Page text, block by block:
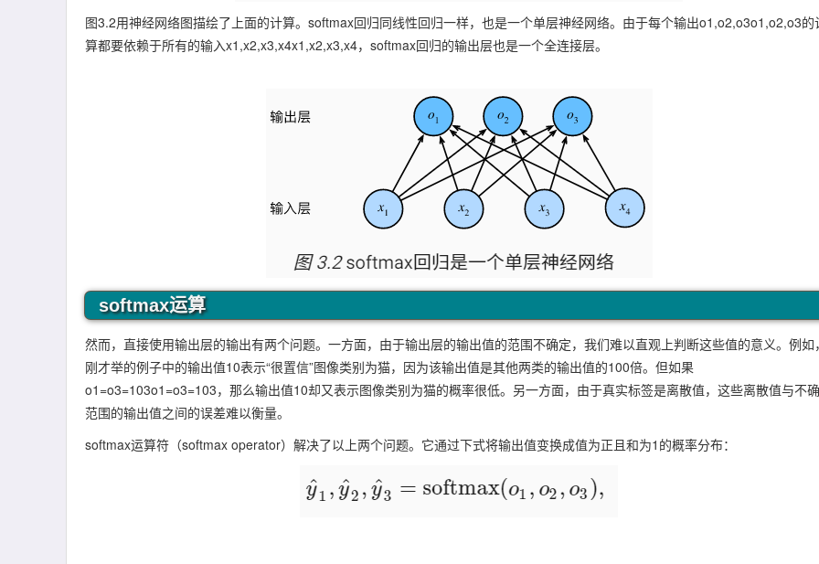
图3.2用神经网络图描绘了上面的计算。softmax回归同线性回归一样，也是一个单层神经网络。由于每个输出o1 ,o2,o3o1,o2,o3的
算都要依赖于所有的输入x1 ,x2,x3,x4x1,x2,x3,x4，softmax回归的输出层也是一个全连接层。
softmax运算
然而，直接使用输出层的输出有两个问题。一方面，由于输出层的输出值的范围不确定，我们难以直观上判断这些值的意义。例如
刚才举的例子中的输出值10表示“很置信”图像类别为猫，因为该输出值是其他两类的输出值的100倍。但如果
o1 =o3=103o1=o3=103，那么输出值10却又表示图像类别为猫的概率很低。另一方面，由于真实标签是离散值，这些离散值与不
范围的输出值之间的误差难以衡量。
softmax运算符（softmax operator）解决了以上两个问题。它通过下式将输出值变换成值为正且和为1的概率分布：